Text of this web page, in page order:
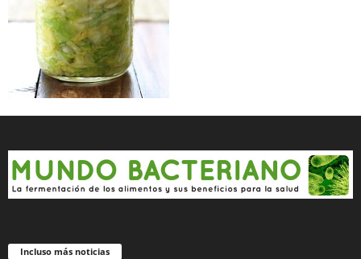
Incluso más noticias